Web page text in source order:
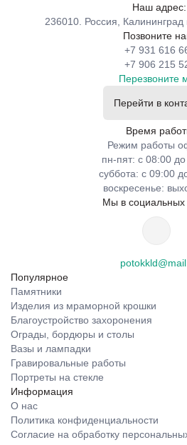
Наш адрес:
236010. Россия,
Позвоните
+7 931 616
+7 906 215
Перезвоните
Перейти в
Время
Режим работы
пн-пят: с 08:00
суббота: с 09:00
воскресенье:
Мы в социальных
Популярное
Памятники
Изделия из мраморной крошки
Благоустройство захоронения
Ограды, бордюры и столы
Вазы и лампадки
Гравировальные работы
Портреты на стекле
Информация
О нас
Политика конфиденциальности
Согласие на обработку